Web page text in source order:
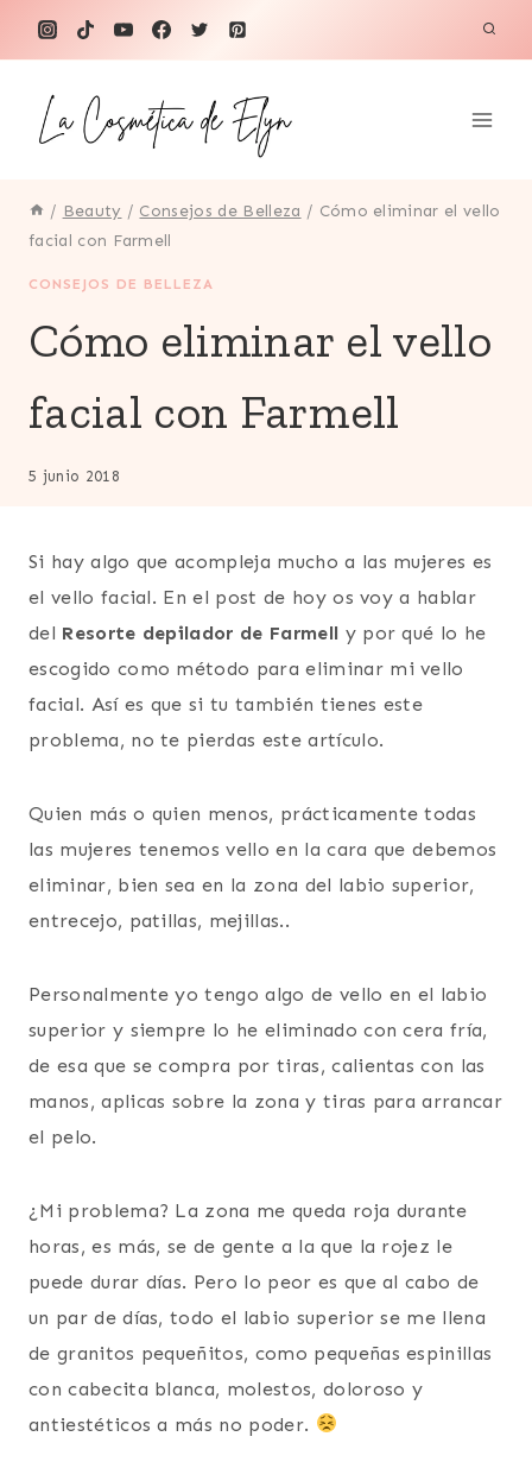
Saltar
/ Beauty / Consejos de Belleza / Cómo eliminar el vello
facial con Farmell
CONSEJOS DE BELLEZA
Cómo eliminar el vello
facial con Farmell
5 junio 2018
Si hay algo que acompleja mucho a las mujeres es
el vello facial. En el post de hoy os voy a hablar
del Resorte depilador de Farmell y por qué lo he
escogido como método para eliminar mi vello
facial. Así es que si tu también tienes este
problema, no te pierdas este artículo.
Quien más o quien menos, prácticamente todas
las mujeres tenemos vello en la cara que debemos
eliminar, bien sea en la zona del labio superior,
entrecejo, patillas, mejillas..
Personalmente yo tengo algo de vello en el labio
superior y siempre lo he eliminado con cera fría,
de esa que se compra por tiras, calientas con las
manos, aplicas sobre la zona y tiras para arrancar
el pelo.
¿Mi problema? La zona me queda roja durante
horas, es más, se de gente a la que la rojez le
puede durar días. Pero lo peor es que al cabo de
un par de días, todo el labio superior se me llena
de granitos pequeñitos, como pequeñas espinillas
con cabecita blanca, molestos, doloroso y
antiestéticos a más no poder.